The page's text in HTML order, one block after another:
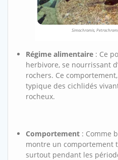
Simochromis,
Régime alimentaire : Ce
herbivore, se nourrissant
rochers. Ce
typique des cichlidés
rocheux.
Comportement : Comme
montre un comportement
surtout pendant les